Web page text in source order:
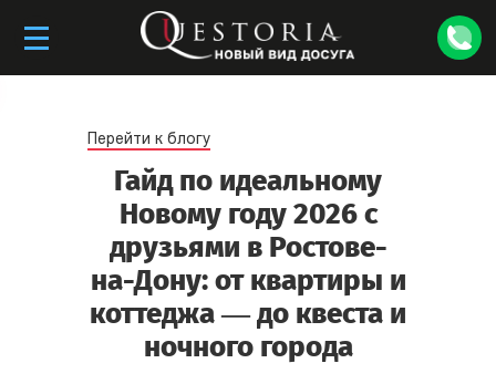
Перейти к блогу
Гайд по идеальному
Новому году 2026 с
друзьями в Ростове-
на-Дону: от квартиры и
коттеджа — до квеста и
ночного города